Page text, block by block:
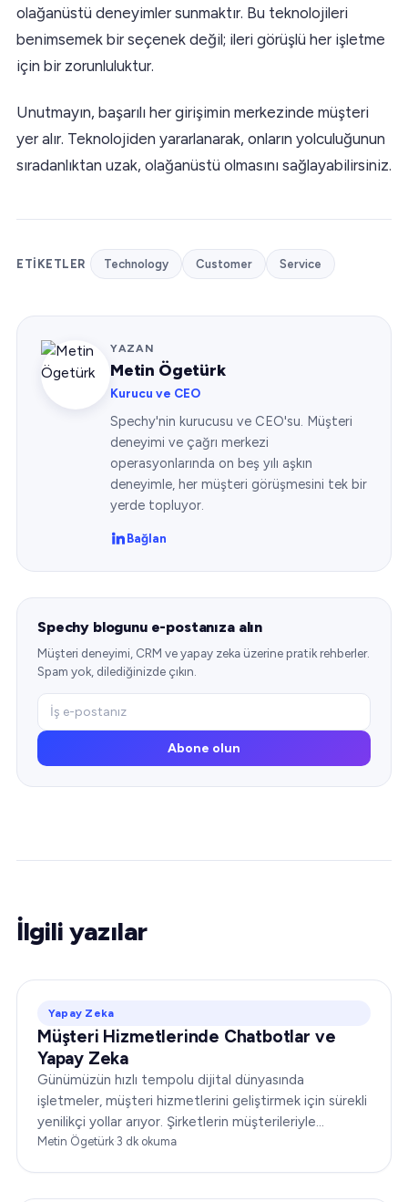
olağanüstü deneyimler sunmaktır. Bu teknolojileri
benimsemek bir seçenek değil; ileri görüşlü her işletme
için bir zorunluluktur.
Unutmayın, başarılı her girişimin merkezinde müşteri
yer alır. Teknolojiden yararlanarak, onların yolculuğunun
sıradanlıktan uzak, olağanüstü olmasını sağlayabilirsiniz.
ETIKETLER Technology Customer Service
YAZAN
Metin Ögetürk
Kurucu ve CEO
Spechy'nin kurucusu ve CEO'su. Müşteri
deneyimi ve çağrı merkezi
operasyonlarında on beş yılı aşkın
deneyimle, her müşteri görüşmesini tek bir
yerde topluyor.
Bağlan
Spechy blogunu e-postanıza alın
Müşteri deneyimi, CRM ve yapay zeka üzerine pratik rehberler.
Spam yok, dilediğinizde çıkın.
Abone olun
İlgili yazılar
Yapay Zeka
Müşteri Hizmetlerinde Chatbotlar ve
Yapay Zeka
Günümüzün hızlı tempolu dijital dünyasında
işletmeler, müşteri hizmetlerini geliştirmek için sürekli
yenilikçi yollar arıyor. Şirketlerin müşterileriyle
etkileşim biçimini yeniden tanımlayan devrim
Metin Ögetürk·3 dk okuma